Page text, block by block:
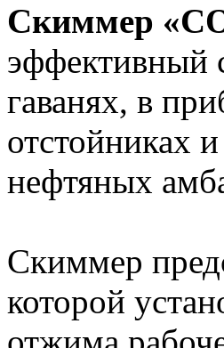
Скиммер
эффективный
гаванях, в
отстойниках
нефтяных
Скиммер
которой